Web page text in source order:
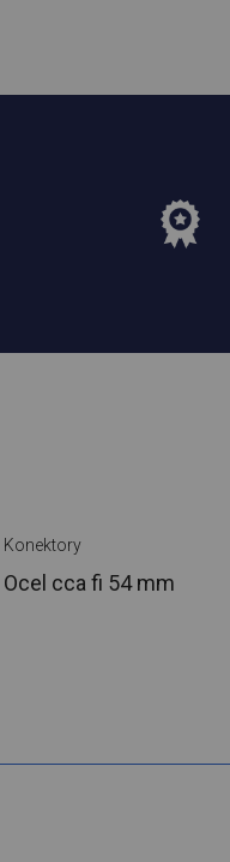
Konektory
Ocel cca fi 54 mm